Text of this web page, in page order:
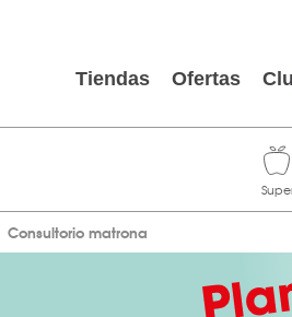
Tiendas Ofertas
Consultorio matrona